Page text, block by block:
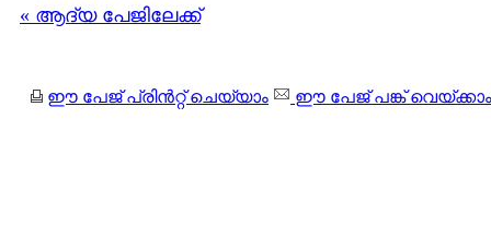
« ആദ്യ പേജിലേക്ക്
ഈ പേജ് പ്രിന്‍റ്റ് ചെയ്യാം ഈ പേജ് പങ്ക് വെയ്ക്കാം